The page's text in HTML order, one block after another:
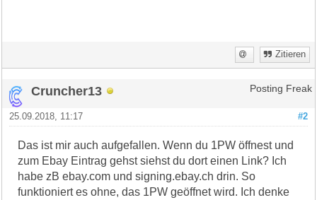
Zitieren
Cruncher13 Posting Freak
#2
25.09.2018, 11:17
Das ist mir auch aufgefallen. Wenn du 1PW öffnest und
zum Ebay Eintrag gehst siehst du dort einen Link? Ich
habe zB ebay.com und signing.ebay.ch drin. So
funktioniert es ohne, das 1PW geöffnet wird. Ich denke